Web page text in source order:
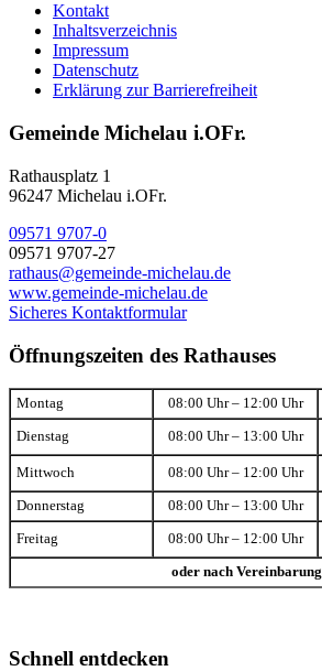
Kontakt
Inhaltsverzeichnis
Impressum
Datenschutz
Erklärung zur Barrierefreiheit
Gemeinde Michelau i.OFr.
Rathausplatz 1
96247 Michelau i.OFr.
09571 9707-0
09571 9707-27
rathaus@gemeinde-michelau.de
www.gemeinde-michelau.de
Sicheres Kontaktformular
Öffnungszeiten des Rathauses
Montag 08:00 Uhr – 12:00 Uhr
Dienstag 08:00 Uhr – 13:00 Uhr
Mittwoch 08:00 Uhr – 12:00 Uhr
Donnerstag 08:00 Uhr – 13:00 Uhr
Freitag 08:00 Uhr – 12:00 Uhr
oder nach Vereinbarung
Schnell entdecken